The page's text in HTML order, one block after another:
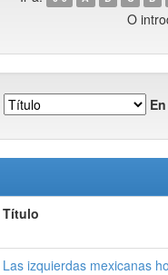
O
Título
Las izquierdas mexicanas